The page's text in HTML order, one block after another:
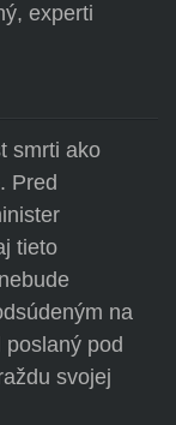
experti
smrti ako
Pred
tieto
na
pod
svojej